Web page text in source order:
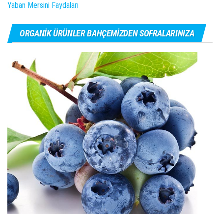
Yaban Mersini Faydaları
ORGANIK ÜRÜNLER BAHÇEMIZDEN SOFRALARINIZA